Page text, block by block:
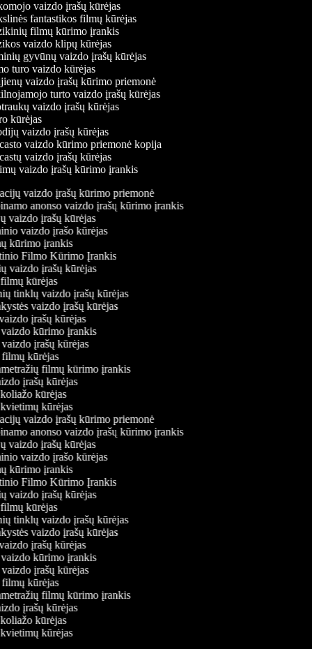
vaizdo įrašų kūrėjas
fantastikos filmų kūrėjas
filmų kūrimo įrankis
vaizdo klipų kūrėjas
gyvūnų vaizdo įrašų kūrėjas
turo vaizdo kūrėjas
vaizdo įrašų kūrimo priemonė
turto vaizdo įrašų kūrėjas
vaizdo įrašų kūrėjas
kūrėjas
vaizdo įrašų kūrėjas
vaizdo kūrimo priemonė kopija
vaizdo įrašų kūrėjas
vaizdo įrašų kūrimo įrankis
vaizdo įrašų kūrimo priemonė
anonso vaizdo įrašų kūrimo įrankis
vaizdo įrašų kūrėjas
vaizdo įrašo kūrėjas
kūrimo įrankis
Filmo Kūrimo Įrankis
vaizdo įrašų kūrėjas
filmų kūrėjas
tinklų vaizdo įrašų kūrėjas
vaizdo įrašų kūrėjas
vaizdo įrašų kūrėjas
vaizdo kūrimo įrankis
vaizdo įrašų kūrėjas
filmų kūrėjas
filmų kūrimo įrankis
įrašų kūrėjas
koliažo kūrėjas
kvietimų kūrėjas
vaizdo įrašų kūrimo priemonė
anonso vaizdo įrašų kūrimo įrankis
vaizdo įrašų kūrėjas
vaizdo įrašo kūrėjas
kūrimo įrankis
Filmo Kūrimo Įrankis
vaizdo įrašų kūrėjas
filmų kūrėjas
tinklų vaizdo įrašų kūrėjas
vaizdo įrašų kūrėjas
vaizdo įrašų kūrėjas
vaizdo kūrimo įrankis
vaizdo įrašų kūrėjas
filmų kūrėjas
filmų kūrimo įrankis
įrašų kūrėjas
koliažo kūrėjas
kvietimų kūrėjas